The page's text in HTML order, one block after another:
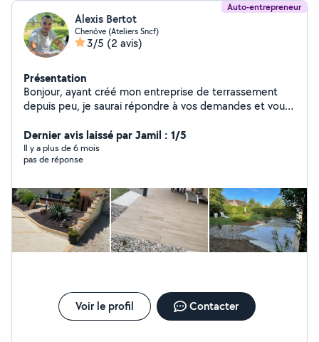
Auto-entrepreneur
Alexis Bertot
Chenôve (Ateliers Sncf)
3/5 (2 avis)
Présentation
Bonjour, ayant créé mon entreprise de terrassement
depuis peu, je saurai répondre à vos demandes et vous
rapidement et avec efficacité Bien cordialement
BERTOT Alexis
Dernier avis laissé par Jamil : 1/5
Il y a plus de 6 mois
pas de réponse
Voir le profil Contacter